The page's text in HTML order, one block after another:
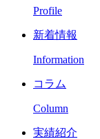
Profile
新着情報
Information
コラム
Column
実績紹介